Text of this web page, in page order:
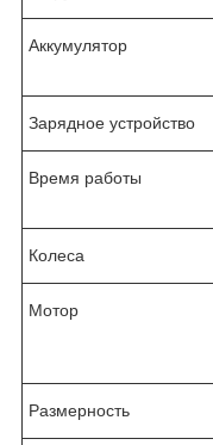
Аккумулятор
Зарядное устройство
Время работы
Колеса
Мотор
Размерность